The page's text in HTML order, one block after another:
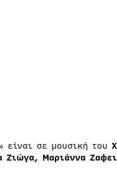
είναι σε μουσική του
Ζιώγα, Μαριάννα